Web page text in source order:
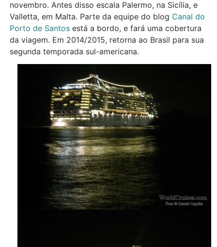
novembro. Antes disso escala Palermo, na Sicília, e
Valletta, em Malta. Parte da equipe do blog Canal do
Porto de Santos está a bordo, e fará uma cobertura
da viagem. Em 2014/2015, retorna ao Brasil para sua
segunda temporada sul-americana.